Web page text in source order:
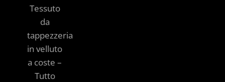
Tessuto
da
tappezzeria
in velluto
a coste –
Tutto